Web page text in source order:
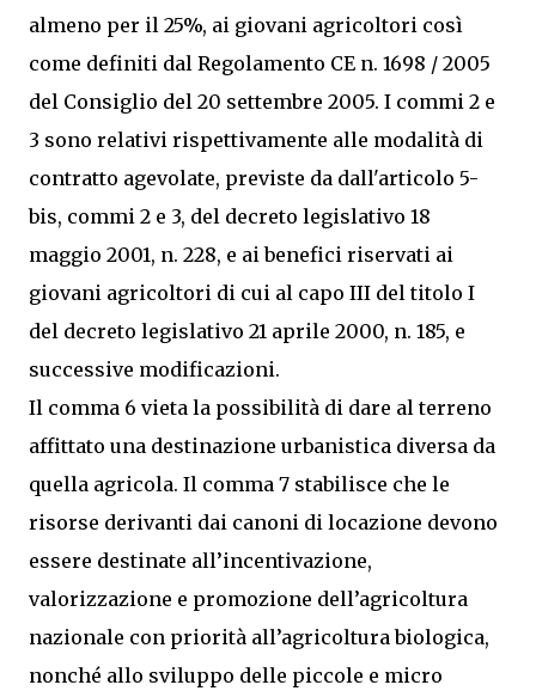
almeno per il 25%, ai giovani agricoltori così
come definiti dal Regolamento CE n. 1698 / 2005
del Consiglio del 20 settembre 2005. I commi 2 e
3 sono relativi rispettivamente alle modalità di
contratto agevolate, previste da dall'articolo 5-
bis, commi 2 e 3, del decreto legislativo 18
maggio 2001, n. 228, e ai benefici riservati ai
giovani agricoltori di cui al capo III del titolo I
del decreto legislativo 21 aprile 2000, n. 185, e
successive modificazioni.
Il comma 6 vieta la possibilità di dare al terreno
affittato una destinazione urbanistica diversa da
quella agricola. Il comma 7 stabilisce che le
risorse derivanti dai canoni di locazione devono
essere destinate all’incentivazione,
valorizzazione e promozione dell’agricoltura
nazionale con priorità all’agricoltura biologica,
nonché allo sviluppo delle piccole e micro